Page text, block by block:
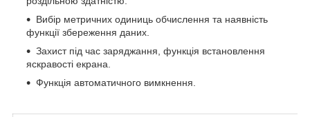
Вибір метричних одиниць обчислення та наявність
функції збереження даних.
Захист під час заряджання, функція встановлення
яскравості екрана.
Функція автоматичного вимкнення.